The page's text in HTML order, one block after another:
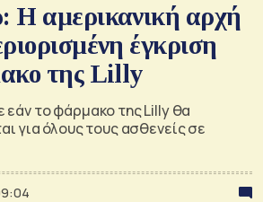
H αμερικανική αρχή
έγκριση
της Lilly
εάν το φάρμακο της Lilly θα
για όλους τους ασθενείς σε